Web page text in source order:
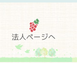
法人ページへ